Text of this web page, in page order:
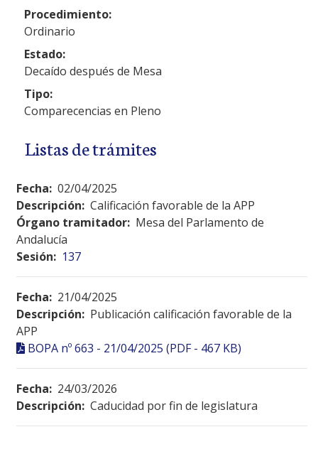
Procedimiento:
Ordinario
Estado:
Decaído después de Mesa
Tipo:
Comparecencias en Pleno
Listas de trámites
Fecha: 02/04/2025
Descripción: Calificación favorable de la APP
Órgano tramitador: Mesa del Parlamento de
Andalucía
Sesión: 137
Fecha: 21/04/2025
Descripción: Publicación calificación favorable de la
APP
BOPA nº 663 - 21/04/2025 (PDF - 467 KB)
Fecha: 24/03/2026
Descripción: Caducidad por fin de legislatura